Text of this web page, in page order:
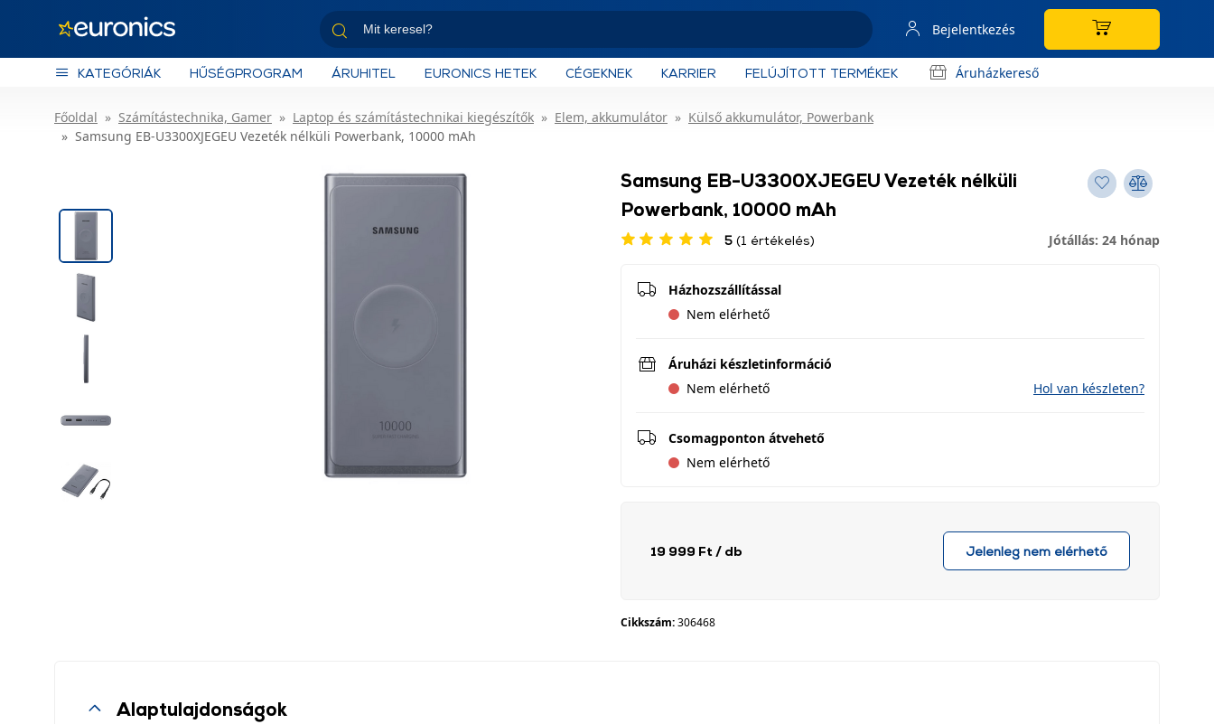
Bejelentkezés
KATEGÓRIÁK HŰSÉGPROGRAM ÁRUHITEL EURONICS HETEK CÉGEKNEK KARRIER FELÚJÍTOTT TERMÉKEK Áruházkereső
Főoldal Számítástechnika, Gamer Laptop és számítástechnikai kiegészítők Elem, akkumulátor
Külső akkumulátor, Powerbank
Samsung EB-U3300XJEGEU Vezeték nélküli Powerbank, 10000 mAh
Samsung EB-U3300XJEGEU Vezeték nélküli
Powerbank, 10000 mAh
5 (1 értékelés) Jótállás: 24 hónap
Házhozszállítással
Nem elérhető
Áruházi készletinformáció
Nem elérhető
Hol van készleten?
Csomagponton átvehető
Nem elérhető
19 999 Ft / db Jelenleg nem elérhető
Cikkszám:306468
Alaptulajdonságok